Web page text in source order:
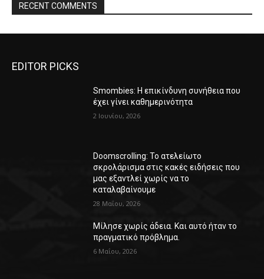
RECENT COMMENTS
EDITOR PICKS
Smombies: Η επικίνδυνη συνήθεια που
έχει γίνει καθημερινότητα
2 Ιουνίου, 2026
Doomscrolling: Το ατελείωτο
σκρολάρισμα στις κακές ειδήσεις που
μας εξαντλεί χωρίς να το
καταλαβαίνουμε
28 Μαΐου, 2026
Μίλησε χωρίς άδεια. Και αυτό ήταν το
πραγματικό πρόβλημα.
6 Μαΐου, 2026